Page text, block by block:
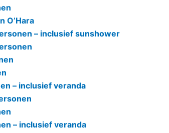
O’Hara
– inclusief sunshower
– inclusief veranda
– inclusief veranda